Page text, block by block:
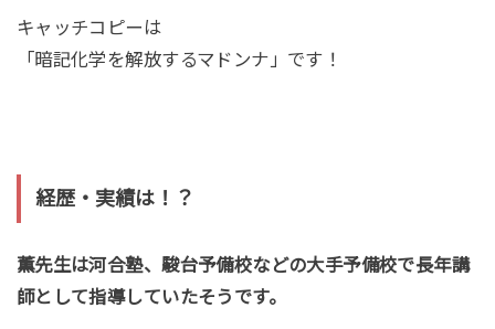
キャッチコピーは
「暗記化学を解放するマドンナ」です！
経歴・実績は！？
薫先生は河合塾、駿台予備校などの大手予備校で長年講
師として指導していたそうです。